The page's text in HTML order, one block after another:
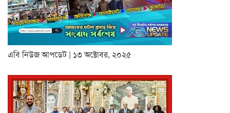
এবি নিউজ আপডেট | ১৩ অক্টোবর, ২০২৫